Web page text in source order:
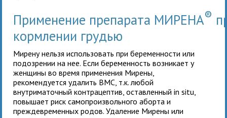
Применение препарата МИРЕНА®
кормлении грудью
Мирену нельзя использовать при беременности или
подозрении на нее. Если беременность возникает у
женщины во время применения Мирены,
рекомендуется удалить ВМС, т.к. любой
внутриматочный контрацептив, оставленный in situ,
повышает риск самопроизвольного аборта и
преждевременных родов. Удаление Мирены или